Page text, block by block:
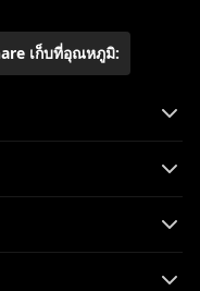
เก็บที่อุณหภูมิ: